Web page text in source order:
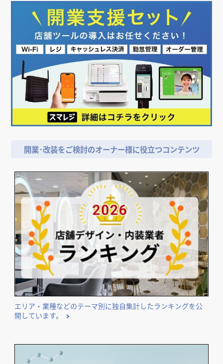
開業･改装をご検討のオーナー様に役立つコンテンツ
エリア・業種などのテーマ別に独自集計したランキングを公
開しています。